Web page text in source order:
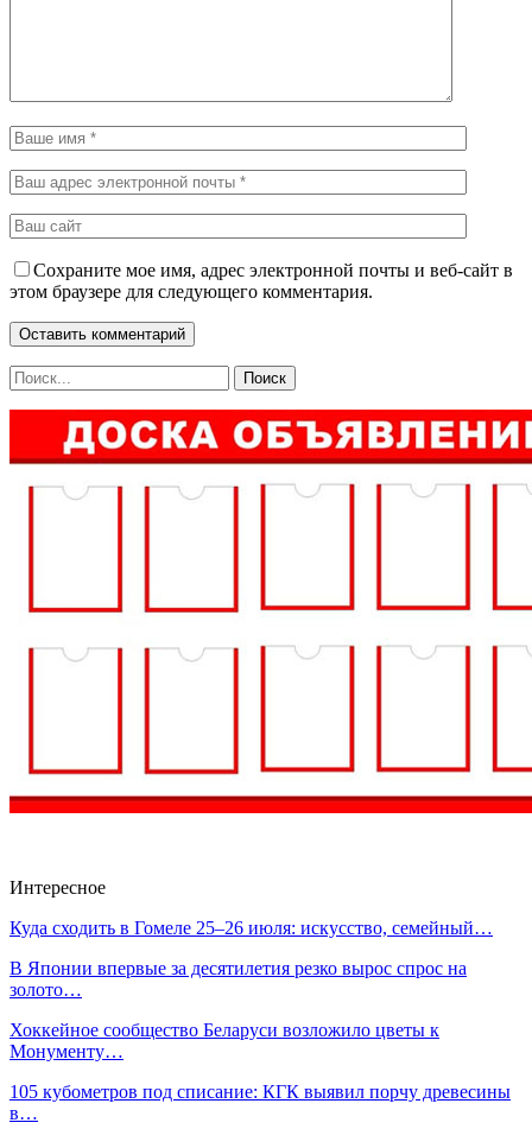
Сохраните мое имя, адрес электронной почты и веб-сайт в
этом браузере для следующего комментария.
Интересное
Куда сходить в Гомеле 25–26 июля: искусство, семейный…
В Японии впервые за десятилетия резко вырос спрос на
золото…
Хоккейное сообщество Беларуси возложило цветы к
Монументу…
105 кубометров под списание: КГК выявил порчу древесины
в…